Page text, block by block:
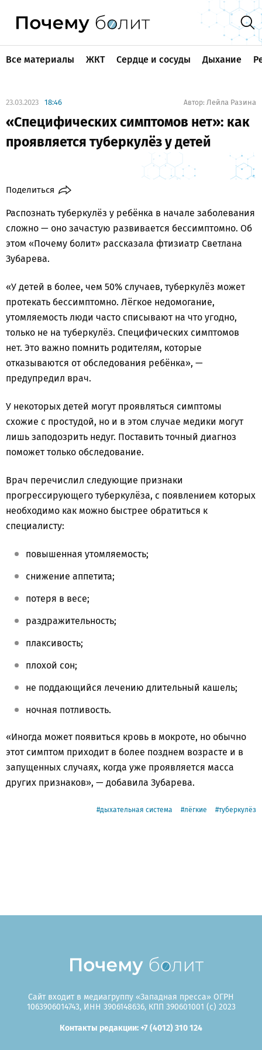
Все материалы ЖКТ Сердце и сосуды Дыхание
23.03.2023 18:46 Автор: Лейла Разина
«Специфических симптомов нет»: как
проявляется туберкулёз у детей
Поделиться
Распознать туберкулёз у ребёнка в начале заболевания
сложно — оно зачастую развивается бессимптомно. Об
этом «Почему болит» рассказала фтизиатр Светлана
Зубарева.
«У детей в более, чем 50% случаев, туберкулёз может
протекать бессимптомно. Лёгкое недомогание,
утомляемость люди часто списывают на что угодно,
только не на туберкулёз. Специфических симптомов
нет. Это важно помнить родителям, которые
отказываются от обследования ребёнка», —
предупредил врач.
У некоторых детей могут проявляться симптомы
схожие с простудой, но и в этом случае медики могут
лишь заподозрить недуг. Поставить точный диагноз
поможет только обследование.
Врач перечислил следующие признаки
прогрессирующего туберкулёза, с появлением которых
необходимо как можно быстрее обратиться к
специалисту:
повышенная утомляемость;
снижение аппетита;
потеря в весе;
раздражительность;
плаксивость;
плохой сон;
не поддающийся лечению длительный кашель;
ночная потливость.
«Иногда может появиться кровь в мокроте, но обычно
этот симптом приходит в более позднем возрасте и в
запущенных случаях, когда уже проявляется масса
других признаков», — добавила Зубарева.
дыхательная система лёгкие туберкулёз
Сайт входит в медиагруппу «Западная пресса» ОГРН
1063906014743, ИНН 3906148636, КПП 390601001 (c) 2023
Контакты редакции: +7 (4012) 310 124